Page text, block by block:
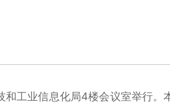
工业信息化局4楼会议室举行。